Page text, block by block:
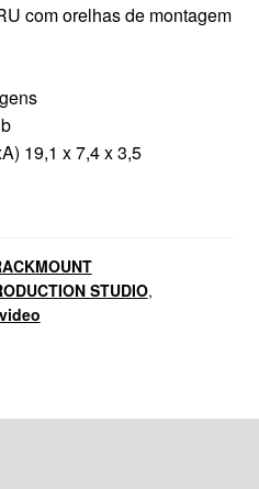
com orelhas de montagem
19,1 x 7,4 x 3,5
STUDIO,
video